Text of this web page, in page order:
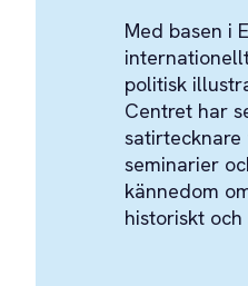
Med basen i
politisk
Centret har
seminarier
kännedom
historiskt